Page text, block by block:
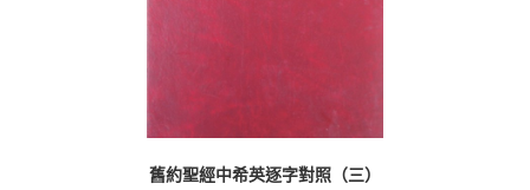
舊約聖經中希英逐字對照（三）